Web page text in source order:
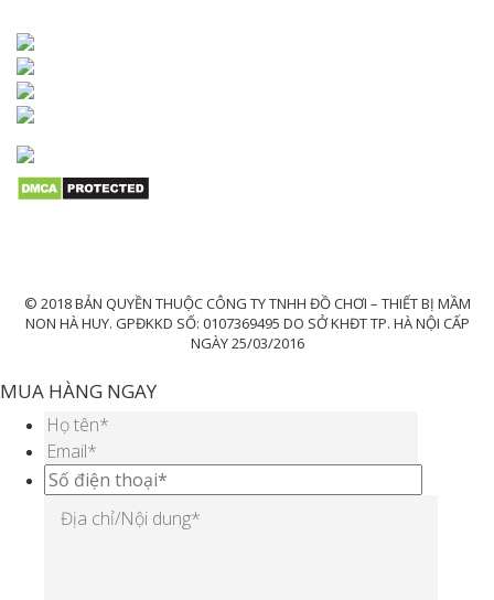
© 2018 BẢN QUYỀN THUỘC CÔNG TY TNHH ĐỒ CHƠI – THIẾT BỊ MẦM
NON HÀ HUY. GPĐKKD SỐ: 0107369495 DO SỞ KHĐT TP. HÀ NỘI CẤP
NGÀY 25/03/2016
MUA HÀNG NGAY